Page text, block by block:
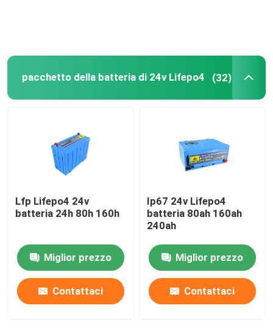
pacchetto della batteria di 24v Lifepo4 (32)
Lfp Lifepo4 24v
batteria 24h 80h 160h
Miglior prezzo
Contattaci
Ip67 24v Lifepo4
batteria 80ah 160ah
240ah
Miglior prezzo
Contattaci